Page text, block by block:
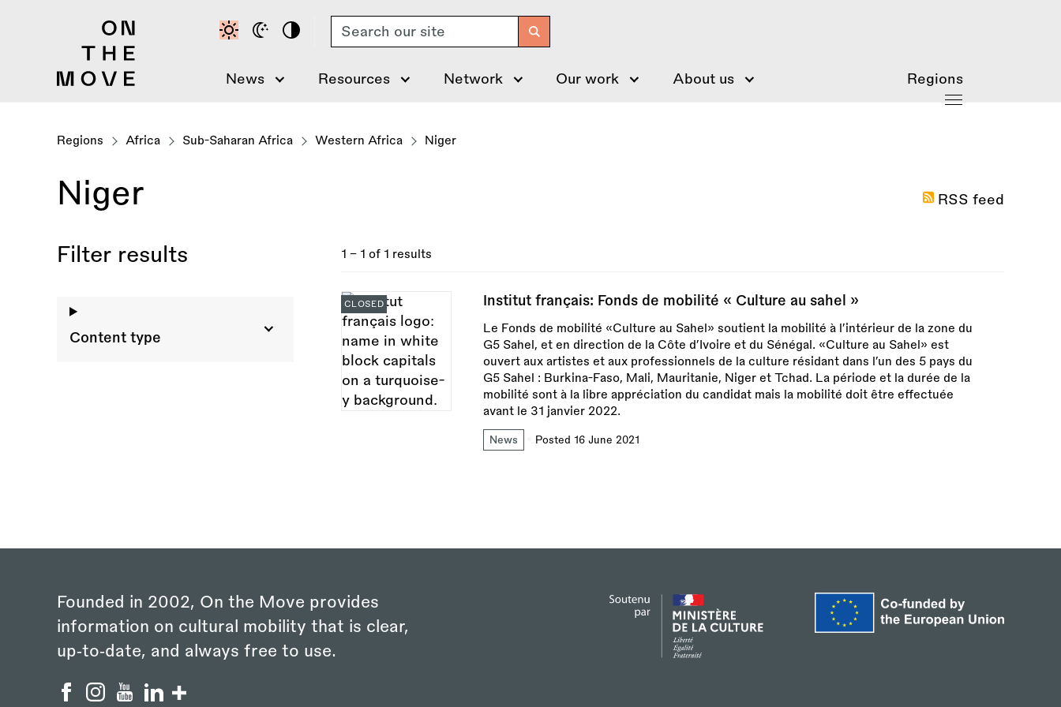
Search
News Resources Network Our work About us Regions
Regions Africa Sub-Saharan Africa Western Africa Niger
Niger RSS feed
Filter results
Content type
1 - 1 of 1 results
Institut français: Fonds de mobilité « Culture au sahel »
Le Fonds de mobilité «Culture au Sahel» soutient la mobilité à l’intérieur de la zone du
G5 Sahel, et en direction de la Côte d’Ivoire et du Sénégal. «Culture au Sahel» est
ouvert aux artistes et aux professionnels de la culture résidant dans l’un des 5 pays du
G5 Sahel : Burkina-Faso, Mali, Mauritanie, Niger et Tchad. La période et la durée de la
mobilité sont à la libre appréciation du candidat mais la mobilité doit être effectuée
avant le 31 janvier 2022.
News Posted 16 June 2021
CLOSED
Founded in 2002, On the Move provides
information on cultural mobility that is clear,
up‑to‑date, and always free to use.